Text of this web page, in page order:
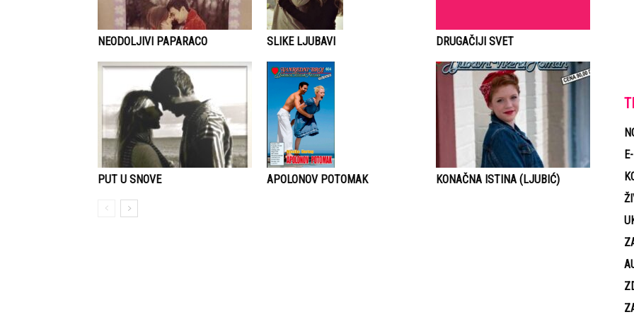
NEODOLJIVI PAPARACO SLIKE LJUBAVI DRUGAČIJI SVET
PUT U SNOVE APOLONOV POTOMAK KONAČNA ISTINA (LJUBIĆ)